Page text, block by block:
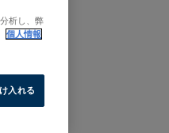
析し、弊
個人情報
入れる